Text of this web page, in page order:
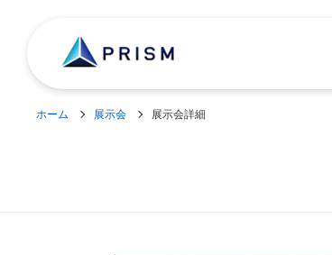
ホーム 展示会 展示会詳細